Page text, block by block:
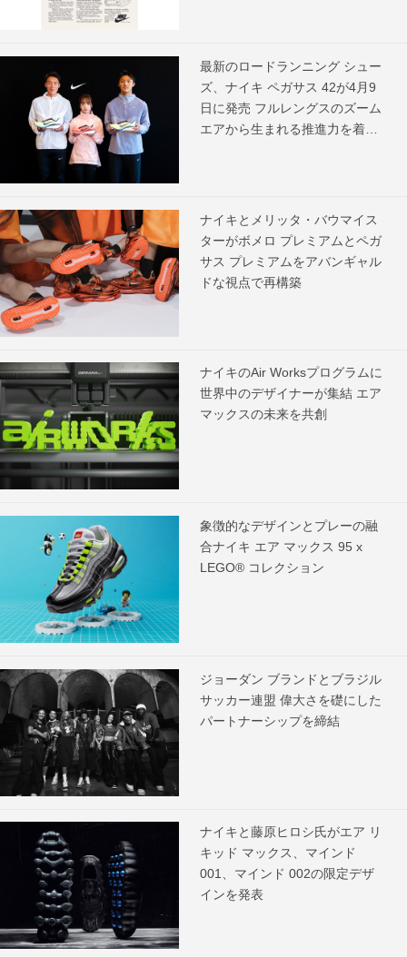
最新のロードランニング シュー
ズ、ナイキ ペガサス 42が4月9
日に発売 フルレングスのズーム
エアから生まれる推進力を着用
ナイキとメリッタ・バウマイス
ターがボメロ プレミアムとペガ
サス プレミアムをアバンギャル
ドな視点で再構築
ナイキのAir Worksプログラムに
世界中のデザイナーが集結 エア
マックスの未来を共創
象徴的なデザインとプレーの融
合ナイキ エア マックス 95 x
LEGO® コレクション
ジョーダン ブランドとブラジル
サッカー連盟 偉大さを礎にした
パートナーシップを締結
ナイキと藤原ヒロシ氏がエア リ
キッド マックス、マインド
001、マインド 002の限定デザ
インを発表